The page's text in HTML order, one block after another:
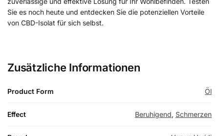
Sie es noch heute und entdecken Sie die potenziellen Vorteile
von CBD-Isolat für sich selbst.
Zusätzliche Informationen
Product Form Öl
Effect Beruhigend, Schmerzen